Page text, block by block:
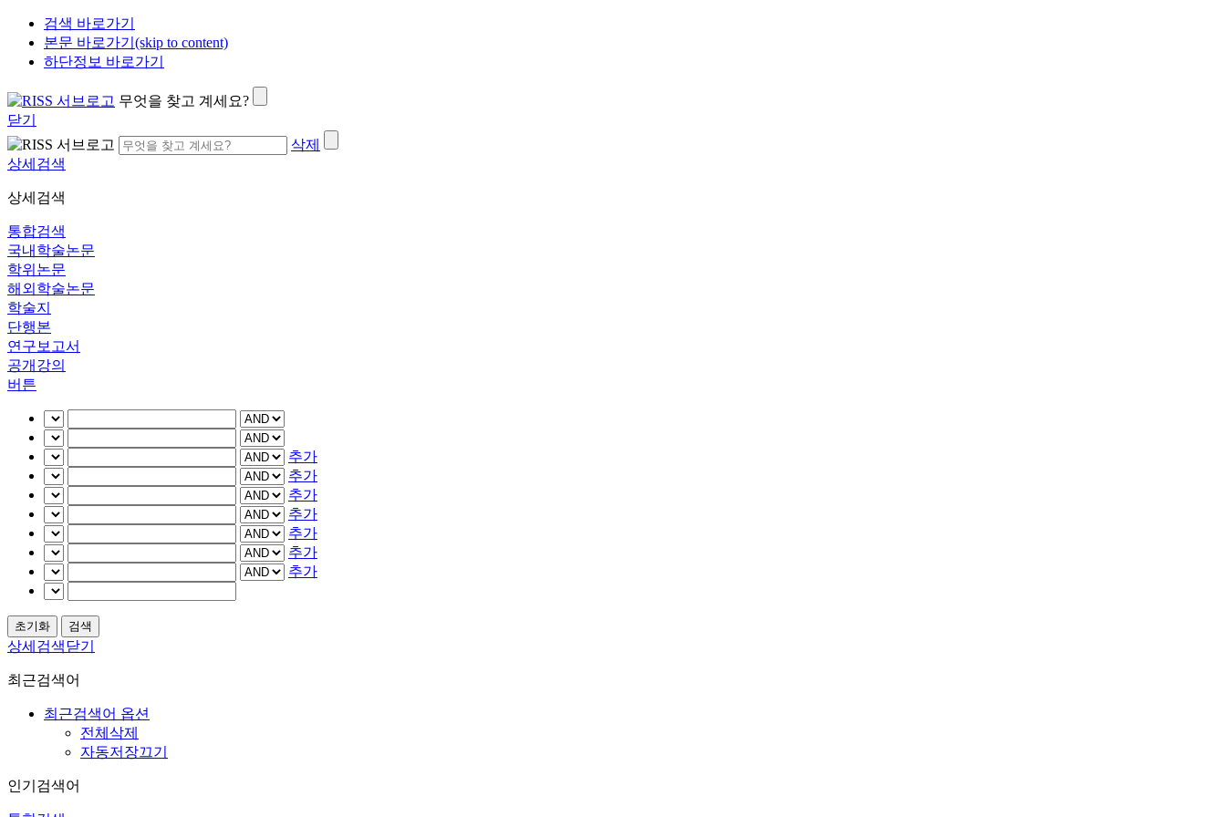
검색 바로가기
본문 바로가기(skip to content)
하단정보 바로가기
무엇을 찾고 계세요?
닫기
삭제
상세검색
상세검색
통합검색
국내학술논문
학위논문
해외학술논문
학술지
단행본
연구보고서
공개강의
버튼
추가
추가
추가
추가
추가
추가
추가
상세검색닫기
최근검색어
최근검색어 옵션
전체삭제
자동저장끄기
인기검색어